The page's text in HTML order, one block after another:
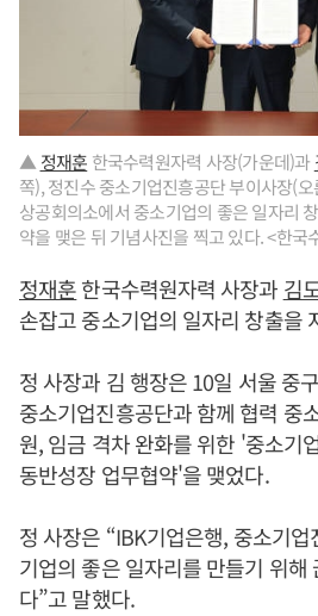
▲ 정재훈 한국수력원자력 사장(가운데)과
쪽), 정진수 중소기업진흥공단 부이사장(
상공회의소에서 중소기업의 좋은 일자리
약을 맺은 뒤 기념사진을 찍고 있다. <한국
정재훈한국수력원자력 사장과 김
손잡고 중소기업의 일자리 창출을
정 사장과 김 행장은 10일 서울 중
중소기업진흥공단과 함께 협력 중
원, 임금 격차 완화를 위한 '중소기
동반성장 업무협약'을 맺었다.
정 사장은 “IBK기업은행, 중소기
기업의 좋은 일자리를 만들기 위해
다”고 말했다.